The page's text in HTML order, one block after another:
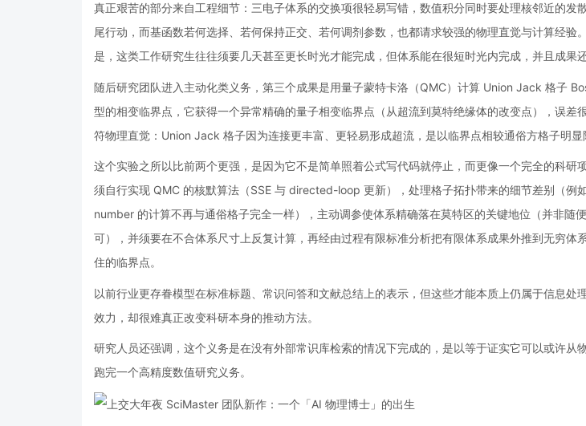
真正艰苦的部分来自工程细节：三电子体系的交换项很轻易写错，数值积分同时要处理核邻近的发
尾行动，而基函数若何选择、若何保持正交、若何调剂参数，也都请求较强的物理直觉与计算经验
是，这类工作研究生往往须要几天甚至更长时光才能完成，但体系能在很短时光内完成，并且成果
随后研究团队进入主动化类义务，第三个成果是用量子蒙特卡洛（QMC）计算 Union Jack 格子
型的相变临界点，它获得一个异常精确的量子相变临界点（从超流到莫特绝缘体的改变点），误差
符物理直觉：Union Jack 格子因为连接更丰富、更轻易形成超流，是以临界点相较通俗方格子明显
这个实验之所以比前两个更强，是因为它不是简单照着公式写代码就停止，而更像一个完全的科研
须自行实现 QMC 的核默算法（SSE 与 directed-loop 更新），处理格子拓扑带来的细节差别（例
number 的计算不再与通俗格子完全一样），主动调参使体系精确落在莫特区的关键地位（并非随
可），并须要在不合体系尺寸上反复计算，再经由过程有限标准分析把有限体系成果外推到无穷体
住的临界点。
以前行业更存眷模型在标准标题、常识问答和文献总结上的表示，但这些才能本质上仍属于信息处
效力，却很难真正改变科研本身的推动方法。
研究人员还强调，这个义务是在没有外部常识库检索的情况下完成的，是以等于证实它可以或许从
跑完一个高精度数值研究义务。